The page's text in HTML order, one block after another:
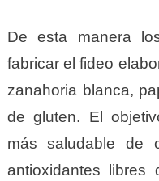
De esta manera
fabricar el fideo
zanahoria blanca,
de gluten. El
más saludable de
antioxidantes libres